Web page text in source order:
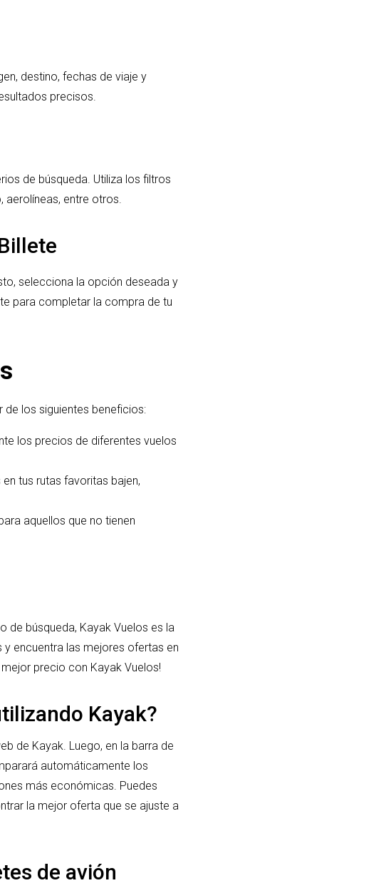
destino, fechas de viaje y
precisos.
de búsqueda. Utiliza los filtros
aerolíneas, entre otros.
selecciona la opción deseada y
para completar la compra de tu
de los siguientes beneficios:
los precios de diferentes vuelos
tus rutas favoritas bajen,
aquellos que no tienen
de búsqueda, Kayak Vuelos es la
y encuentra las mejores ofertas en
precio con Kayak Vuelos!
Kayak?
de Kayak. Luego, en la barra de
automáticamente los
más económicas. Puedes
la mejor oferta que se ajuste a
de avión